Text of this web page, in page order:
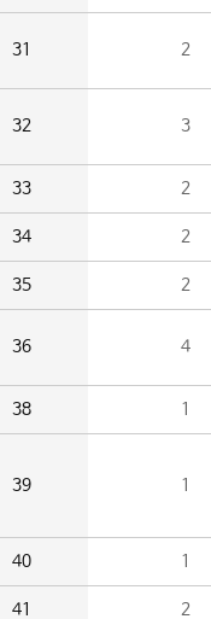
31 2
32 3
33 2
34 2
35 2
36 4
38 1
39 1
40 1
41 2